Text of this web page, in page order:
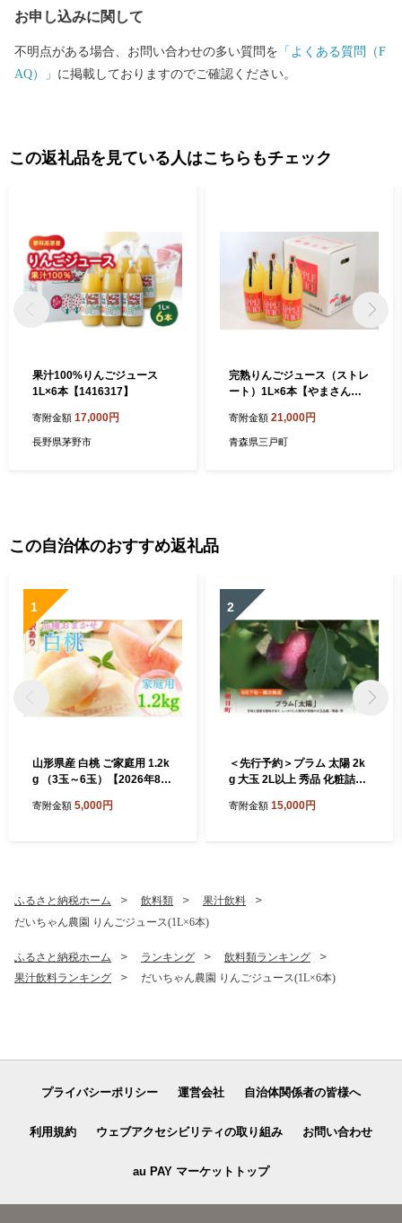
お申し込みに関して
不明点がある場合、お問い合わせの多い質問を 「よくある質問（F
AQ）」 に掲載しておりますのでご確認ください。
この返礼品を見ている人はこちらもチェック
果汁100%りんごジュース
1L×6本【1416317】
寄附金額 17,000円
長野県茅野市
完熟りんごジュース（ストレ
ート）1L×6本【やまさん農
寄附金額 21,000円
青森県三戸町
この自治体のおすすめ返礼品
1
山形県産 白桃 ご家庭用 1.2k
g （3玉～6玉）【2026年8月
県 果物 フルーツ 桃 モモ も
寄附金額 5,000円
2
＜先行予約＞プラム 太陽 2k
g 大玉 2L以上 秀品 化粧詰め
発送】山形県 朝日町産 山形
寄附金額 15,000円
ふるさと納税ホーム 飲料類
果汁飲料
だいちゃん農園 りんごジュース(1L×6本)
ふるさと納税ホーム ランキング
飲料類ランキング
果汁飲料ランキング
だいちゃん農園 りんごジュース(1L×6本)
プライバシーポリシー 運営会社 自治体関係者の皆様へ
利用規約 ウェブアクセシビリティの取り組み お問い合わせ
au PAY マーケットトップ